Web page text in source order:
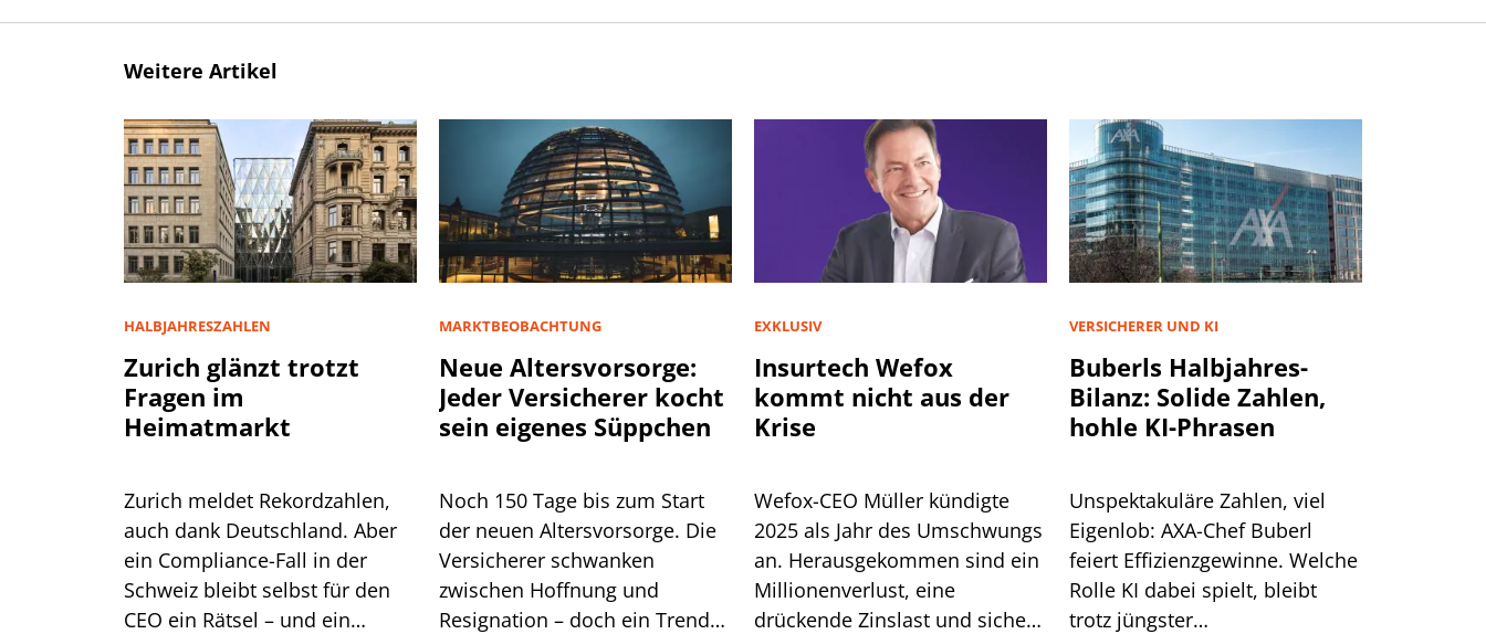
Weitere Artikel
HALBJAHRESZAHLEN
Zurich glänzt trotzt
Fragen im
Heimatmarkt
Zurich meldet Rekordzahlen,
auch dank Deutschland. Aber
ein Compliance-Fall in der
Schweiz bleibt selbst für den
CEO ein Rätsel – und ein
MARKTBEOBACHTUNG
Neue Altersvorsorge:
Jeder Versicherer kocht
sein eigenes Süppchen
Noch 150 Tage bis zum Start
der neuen Altersvorsorge. Die
Versicherer schwanken
zwischen Hoffnung und
Resignation – doch ein Trend
EXKLUSIV
Insurtech Wefox
kommt nicht aus der
Krise
Wefox-CEO Müller kündigte
2025 als Jahr des Umschwungs
an. Herausgekommen sind ein
Millionenverlust, eine
drückende Zinslast und sicher
VERSICHERER UND KI
Buberls Halbjahres-
Bilanz: Solide Zahlen,
hohle KI-Phrasen
Unspektakuläre Zahlen, viel
Eigenlob: AXA-Chef Buberl
feiert Effizienzgewinne. Welche
Rolle KI dabei spielt, bleibt
trotz jüngster